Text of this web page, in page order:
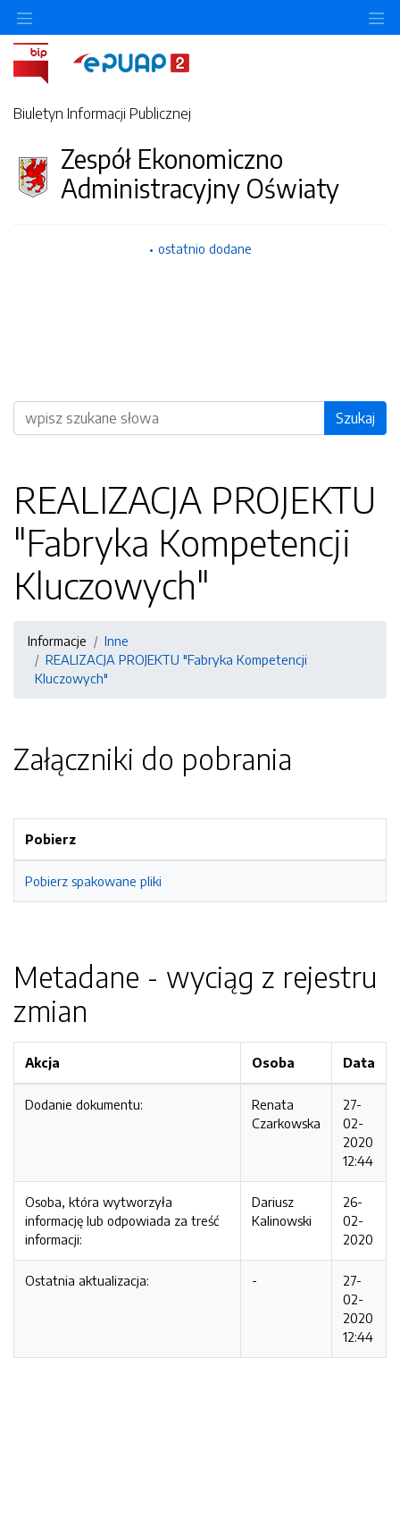
Biuletyn Informacji Publicznej
Zespół Ekonomiczno
Administracyjny Oświaty
ostatnio dodane
Wyszukiwarka Szukaj
REALIZACJA PROJEKTU
"Fabryka Kompetencji
Kluczowych"
Informacje
Inne
REALIZACJA PROJEKTU "Fabryka Kompetencji
Kluczowych"
Załączniki do pobrania
Pobierz
Pobierz spakowane pliki
Metadane - wyciąg z rejestru
zmian
Akcja Osoba Data
Dodanie dokumentu:
Renata
Czarkowska
27-
02-
2020
12:44
Osoba, która wytworzyła
informację lub odpowiada za treść
informacji:
Dariusz
Kalinowski
26-
02-
2020
Ostatnia aktualizacja: -
27-
02-
2020
12:44